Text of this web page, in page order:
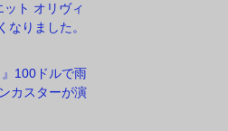
ト オリヴィ
りました。
100ドルで雨
カスターが演